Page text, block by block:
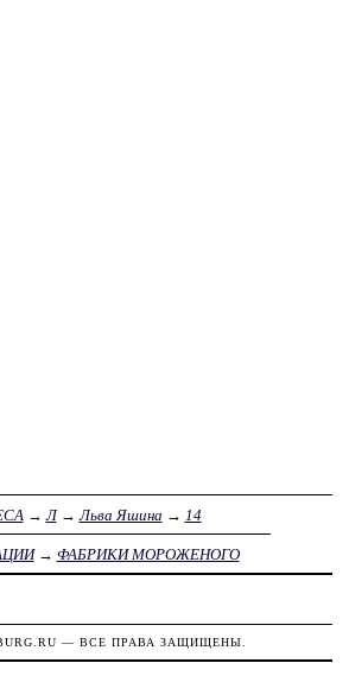
→Л→Льва Яшина → 14
→ ФАБРИКИ МОРОЖЕНОГО
— ВСЕ ПРАВА ЗАЩИЩЕНЫ.